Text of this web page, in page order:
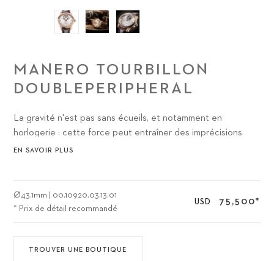
MANERO TOURBILLON
DOUBLEPERIPHERAL
La gravité n'est pas sans écueils, et notamment en
horlogerie : cette force peut entraîner des imprécisions
dans l'affichage. Le premier tourbillon fut développé au 18e
EN SAVOIR PLUS
Ø43.1mm
00.10920.03.13.01
* Prix de détail recommandé
USD 75,500*
TROUVER UNE BOUTIQUE